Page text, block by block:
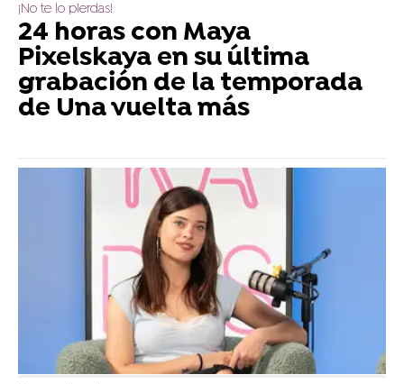
¡No te lo pierdas!
24 horas con Maya
Pixelskaya en su última
grabación de la temporada
de Una vuelta más